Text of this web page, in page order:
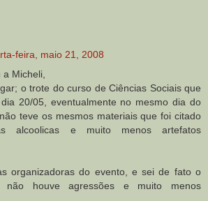
feira, maio 21, 2008
Micheli,
o trote do curso de Ciências Sociais que
20/05, eventualmente no mesmo dia do
teve os mesmos materiais que foi citado
alcoolicas e muito menos artefatos
organizadoras do evento, e sei de fato o
não houve agressões e muito menos